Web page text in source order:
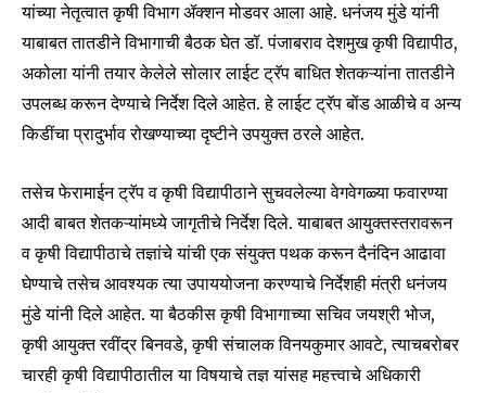
यांच्या नेतृत्वात कृषी विभाग ॲक्शन मोडवर आला आहे. धनंजय मुंडे यांनी
याबाबत तातडीने विभागाची बैठक घेत डॉ. पंजाबराव देशमुख कृषी विद्यापीठ,
अकोला यांनी तयार केलेले सोलार लाईट ट्रॅप बाधित शेतकऱ्यांना तातडीने
उपलब्ध करून देण्याचे निर्देश दिले आहेत. हे लाईट ट्रॅप बोंड आळीचे व अन्य
किडींचा प्रादुर्भाव रोखण्याच्या दृष्टीने उपयुक्त ठरले आहेत.
तसेच फेरामाईन ट्रॅप व कृषी विद्यापीठाने सुचवलेल्या वेगवेगळ्या फवारण्या
आदी बाबत शेतकऱ्यांमध्ये जागृतीचे निर्देश दिले. याबाबत आयुक्तस्तरावरून
व कृषी विद्यापीठाचे तज्ञांचे यांची एक संयुक्त पथक करून दैनंदिन आढावा
घेण्याचे तसेच आवश्यक त्या उपाययोजना करण्याचे निर्देशही मंत्री धनंजय
मुंडे यांनी दिले आहेत. या बैठकीस कृषी विभागाच्या सचिव जयश्री भोज,
कृषी आयुक्त रवींद्र बिनवडे, कृषी संचालक विनयकुमार आवटे, त्याचबरोबर
चारही कृषी विद्यापीठातील या विषयाचे तज्ञ यांसह महत्त्वाचे अधिकारी